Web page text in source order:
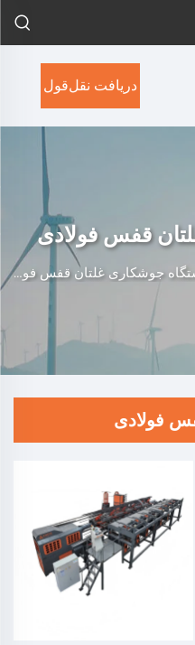
دریافت نقل‌قول
قفس فولادی
جوشکاری غلتان قفس فولادی
فولادی